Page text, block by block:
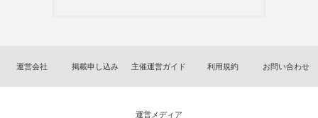
運営会社 掲載申し込み 主催運営ガイド 利用規約 お問い合わせ
運営メディア